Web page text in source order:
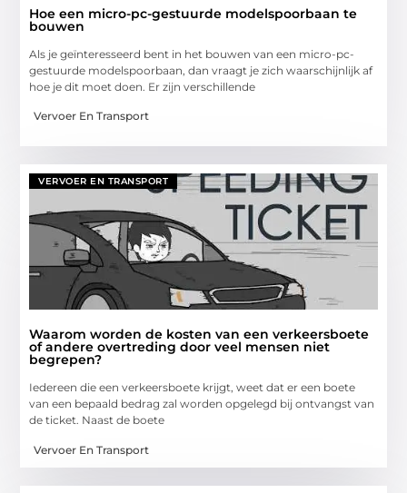
Hoe een micro-pc-gestuurde modelspoorbaan te
bouwen
Als je geïnteresseerd bent in het bouwen van een micro-pc-
gestuurde modelspoorbaan, dan vraagt je zich waarschijnlijk af
hoe je dit moet doen. Er zijn verschillende
Vervoer En Transport
VERVOER EN TRANSPORT
Waarom worden de kosten van een verkeersboete
of andere overtreding door veel mensen niet
begrepen?
Iedereen die een verkeersboete krijgt, weet dat er een boete
van een bepaald bedrag zal worden opgelegd bij ontvangst van
de ticket. Naast de boete
Vervoer En Transport